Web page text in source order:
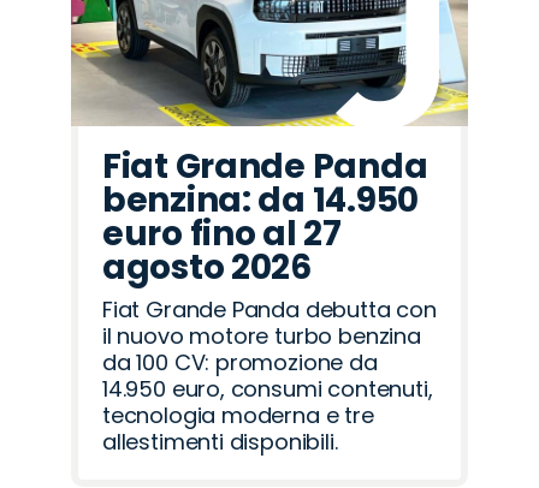
Fiat Grande Panda
benzina: da 14.950
euro fino al 27
agosto 2026
Fiat Grande Panda debutta con
il nuovo motore turbo benzina
da 100 CV: promozione da
14.950 euro, consumi contenuti,
tecnologia moderna e tre
allestimenti disponibili.